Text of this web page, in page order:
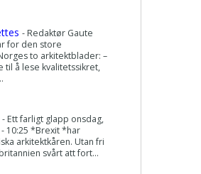
- Redaktør Gaute
for den store
to arkitektblader: –
til å lese kvalitetssikret,
- Ett farligt glapp onsdag,
10:25 *Brexit *har
arkitektkåren. Utan fri
svårt att fort...